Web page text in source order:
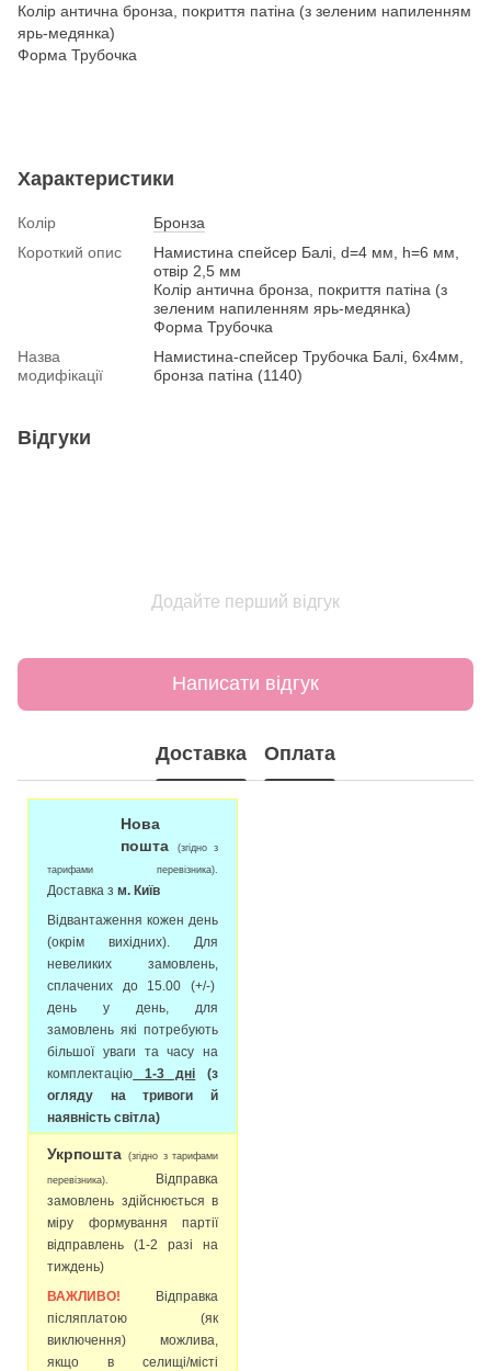
Колір антична бронза, покриття патіна (з зеленим напиленням
ярь-медянка)
Форма Трубочка
Характеристики
Колір
Бронза
Короткий опис
Намистина спейсер Балі, d=4 мм, h=6 мм,
отвір 2,5 мм
Колір антична бронза, покриття патіна (з
зеленим напиленням ярь-медянка)
Форма Трубочка
Назва
модифікації
Намистина-спейсер Трубочка Балі, 6х4мм,
бронза патіна (1140)
Відгуки
Додайте перший відгук
Написати відгук
Доставка Оплата
Нова
пошта
(згідно з
тарифами перевізника).
Доставка зм. Київ
Відвантаження кожен день
(окрім вихідних). Для
невеликих замовлень,
сплачених до 15.00 (+/-)
день у день, для
замовлень які потребують
більшої уваги та часу на
комплектацію 1-3 дні (з
огляду на тривоги й
наявність світла)
Укрпошта (згідно з тарифами
перевізника).
Відправка
замовлень здійснюється в
міру формування партії
відправлень (1-2 разі на
тиждень)
ВАЖЛИВО! Відправка
післяплатою (як
виключення) можлива,
якщо в селищі/місті